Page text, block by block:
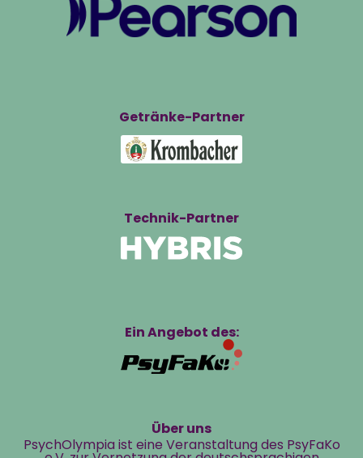
Getränke-Partner
Technik-Partner
Ein Angebot des:
Über uns
PsychOlympia ist eine Veranstaltung des PsyFaKo